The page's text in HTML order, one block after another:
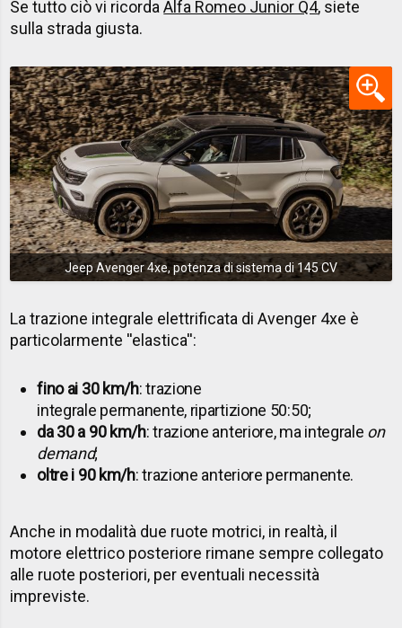
Se tutto ciò vi ricordaAlfa Romeo Junior Q4, siete
sulla strada giusta.
Jeep Avenger 4xe, potenza di sistema di 145 CV
La trazione integrale elettrificata di Avenger 4xe è
particolarmente ''elastica'':
fino ai 30 km/h: trazione
integrale permanente, ripartizione 50:50;
da 30 a 90 km/h: trazione anteriore, ma integrale on
demand;
oltre i 90 km/h: trazione anteriore permanente.
Anche in modalità due ruote motrici, in realtà, il
motore elettrico posteriore rimane sempre collegato
alle ruote posteriori, per eventuali necessità
impreviste.